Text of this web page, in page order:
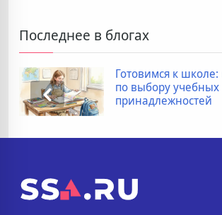
Последнее в блогах
Готовимся к
по выбору учебных
принадлежностей